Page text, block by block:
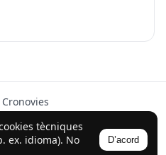
tècniques
ex. idioma). No
D’acord
amb l’ajuda de la IA